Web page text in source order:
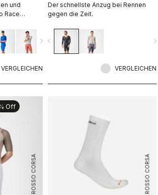
und
Race
navigate_next
VERGLEICHEN
Der schnellste Anzug bei Rennen
gegen die Zeit.
navigate_before
VERGLEICHEN
ROSSO CORSA
Off
ROSSO CORSA